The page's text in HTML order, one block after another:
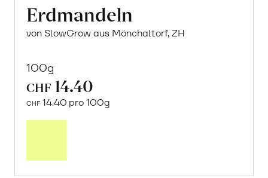
Erdmandeln
von SlowGrow aus Mönchaltorf, ZH
100g
CHF 14.40
CHF 14.40 pro 100g